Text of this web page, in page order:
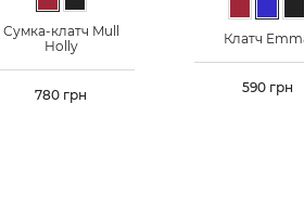
Сумка-клатч Mull
Holly
Цена
780 грн
Клатч
Цена
590 грн